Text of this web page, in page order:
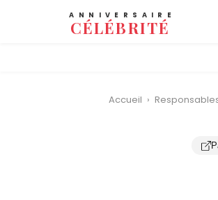
ANNIVERSAIRE
CÉLÉBRITÉ
Accueil ›